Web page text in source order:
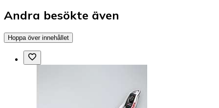
Andra besökte även
Hoppa över innehållet